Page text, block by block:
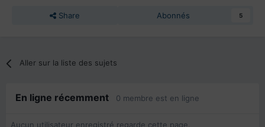
Share Abonnés 5
Aller sur la liste des sujets
En ligne récemment 0 membre est en ligne
Aucun utilisateur enregistré regarde cette page.